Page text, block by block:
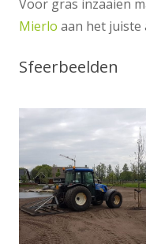
Voor gras inzaaien
Mierlo aan het juiste
Sfeerbeelden